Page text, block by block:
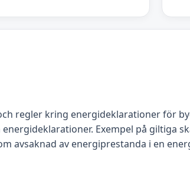
regler kring energideklarationer för
Exempel på
avsaknad av energiprestanda i en